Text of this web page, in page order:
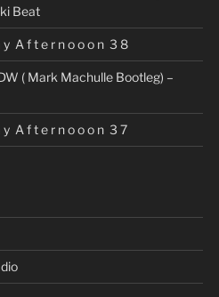
Beat
y A f t e r n o o o n 3 8
( Mark Machulle Bootleg) –
y A f t e r n o o o n 3 7